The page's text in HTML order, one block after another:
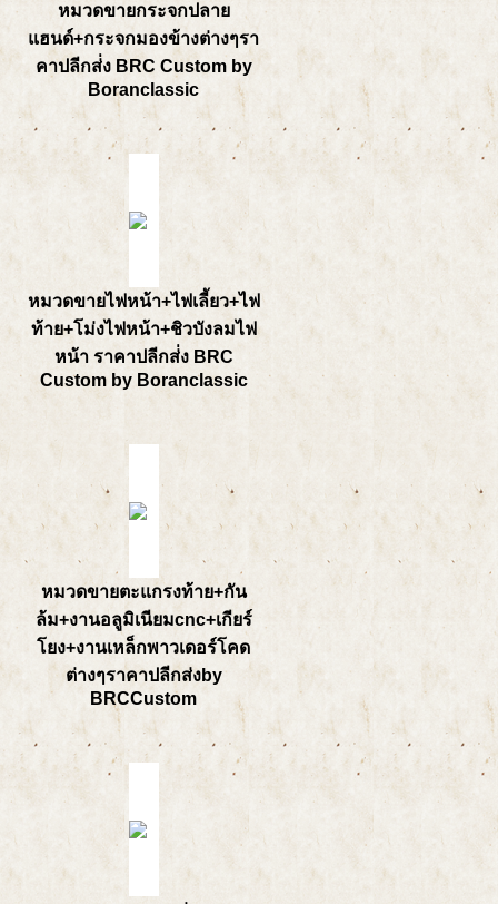
หมวดขายกระจกปลาย
แฮนด์+กระจกมองข้างต่างๆรา
คาปลีกส่่ง BRC Custom by
Boranclassic
หมวดขายไฟหน้า+ไฟเลี้ยว+ไฟ
ท้าย+โม่งไฟหน้า+ชิวบังลมไฟ
หน้า ราคาปลีกส่่ง BRC
Custom by Boranclassic
หมวดขายตะแกรงท้าย+กัน
ล้ม+งานอลูมิเนียมcnc+เกียร์
โยง+งานเหล็กพาวเดอร์โคด
ต่างๆราคาปลีกส่งby
BRCCustom